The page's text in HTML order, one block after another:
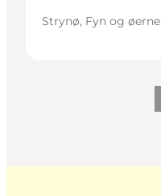
Strynø, Fyn og øerne